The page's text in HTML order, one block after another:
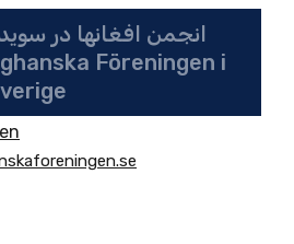
انجمن افغانها در